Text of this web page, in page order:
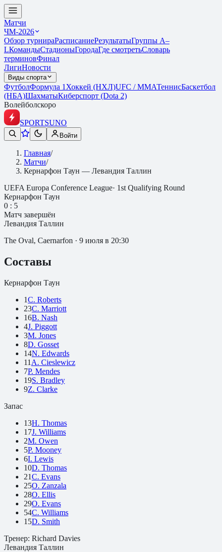
Матчи
ЧМ-2026
Обзор турнираРасписаниеРезультатыГруппы A–
LКомандыСтадионыГородаГде смотретьСловарь
терминовФинал
ЛигиНовости
Виды спорта
ФутболФормула 1 Хоккей (НХЛ)UFC / ММАТеннисБаскетбол
(НБА)ШахматыКиберспорт (Dota 2)
Волейболскоро
SPORTSUNO
Войти
Главная/
Матчи/
Кернарфон Таун — Левандия Таллин
UEFA Europa Conference League· 1st Qualifying Round
Кернарфон Таун
0 : 5
Матч завершён
Левандия Таллин
The Oval, Caernarfon · 9 июля в 20:30
Составы
Кернарфон Таун
1C. Roberts
23C. Marriott
16B. Nash
4J. Piggott
3M. Jones
8D. Gosset
14N. Edwards
11 A. Cieslewicz
7P. Mendes
19S. Bradley
9Z. Clarke
Запас
13H. Thomas
17J. Williams
2M. Owen
5P. Mooney
6I. Lewis
10D. Thomas
21C. Evans
25O. Zanzala
28O. Ellis
29O. Evans
54C. Williams
15D. Smith
Тренер: Richard Davies
Левандия Таллин